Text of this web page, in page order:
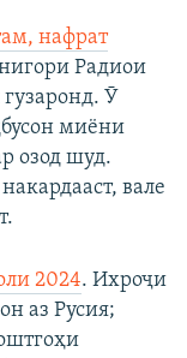
нафрат
Радиои
Ӯ
миёни
озод шуд.
вале
2024. Ихроҷи
аз Русия;